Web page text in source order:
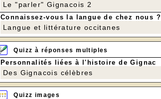
Le "parler" Gignacois 2
Connaissez-vous la langue de chez nous ?
Langue et littérature occitanes
Quizz à réponses multiples
Personnalités liées à l'histoire de Gignac
Des Gignacois célèbres
Quizz images